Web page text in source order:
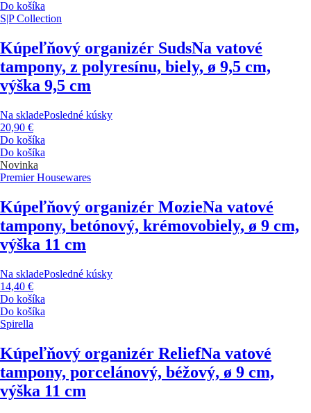
Do košíka
S|P Collection
Kúpeľňový organizér SudsNa vatové
tampony, z polyresínu, biely, ø 9,5 cm,
výška 9,5 cm
Na skladePosledné kúsky
20,90 €
Do košíka
Do košíka
Novinka
Premier Housewares
Kúpeľňový organizér MozieNa vatové
tampony, betónový, krémovobiely, ø 9 cm,
výška 11 cm
Na skladePosledné kúsky
14,40 €
Do košíka
Do košíka
Spirella
Kúpeľňový organizér ReliefNa vatové
tampony, porcelánový, béžový, ø 9 cm,
výška 11 cm